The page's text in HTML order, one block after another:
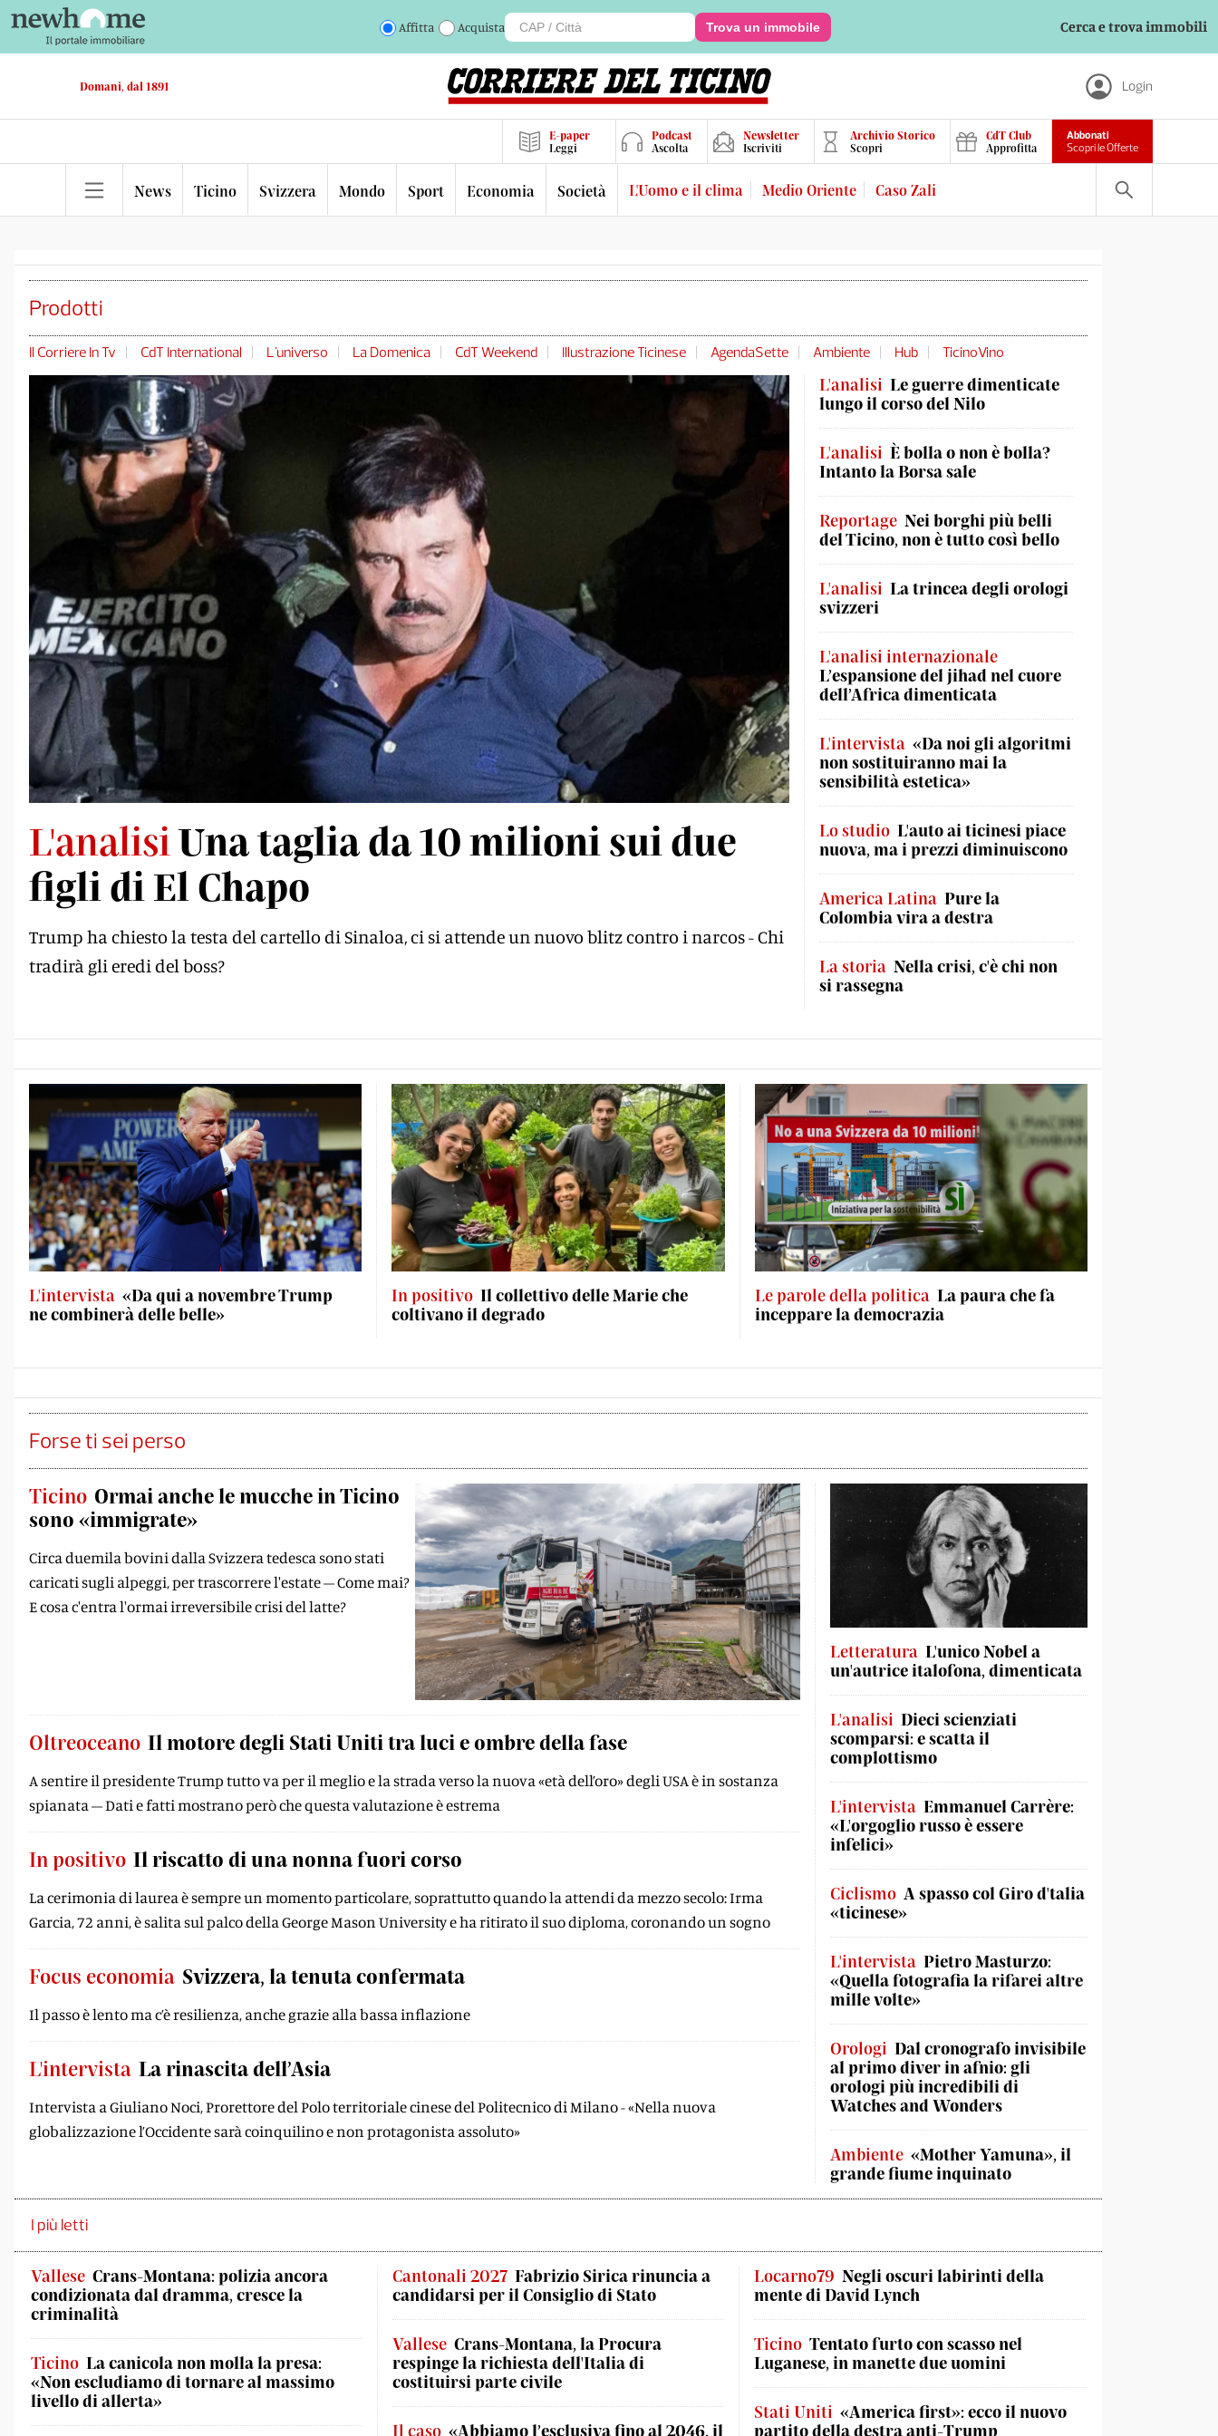
Affitta Acquista Trova un immobile Cerca e trova immobili
Domani, dal 1891 Login
E-paper
Leggi
Podcast
Ascolta
Newsletter
Iscriviti
Archivio Storico
Scopri
CdT Club
Approfitta
Abbonati
Scopri le Offerte
News Ticino Svizzera Mondo Sport Economia Società L'Uomo e il clima Medio Oriente Caso Zali
Prodotti
Il Corriere In Tv CdT International L'universo La Domenica CdT Weekend Illustrazione Ticinese AgendaSette Ambiente Hub TicinoVino
L'analisi Una taglia da 10 milioni sui due
figli di El Chapo
Trump ha chiesto la testa del cartello di Sinaloa, ci si attende un nuovo blitz contro i narcos - Chi
tradirà gli eredi del boss?
L'analisi Le guerre dimenticate
lungo il corso del Nilo
L'analisi È bolla o non è bolla?
Intanto la Borsa sale
Reportage Nei borghi più belli
del Ticino, non è tutto così bello
L'analisi La trincea degli orologi
svizzeri
L'analisi internazionale
L’espansione del jihad nel cuore
dell’Africa dimenticata
L'intervista «Da noi gli algoritmi
non sostituiranno mai la
sensibilità estetica»
Lo studio L'auto ai ticinesi piace
nuova, ma i prezzi diminuiscono
America Latina Pure la
Colombia vira a destra
La storia Nella crisi, c'è chi non
si rassegna
L'intervista «Da qui a novembre Trump
ne combinerà delle belle»
In positivo Il collettivo delle Marie che
coltivano il degrado
Le parole della politica La paura che fa
inceppare la democrazia
Forse ti sei perso
Ticino Ormai anche le mucche in Ticino
sono «immigrate»
Circa duemila bovini dalla Svizzera tedesca sono stati
caricati sugli alpeggi, per trascorrere l'estate – Come mai?
E cosa c'entra l'ormai irreversibile crisi del latte?
Oltreoceano Il motore degli Stati Uniti tra luci e ombre della fase
A sentire il presidente Trump tutto va per il meglio e la strada verso la nuova «età dell’oro» degli USA è in sostanza
spianata – Dati e fatti mostrano però che questa valutazione è estrema
In positivo Il riscatto di una nonna fuori corso
La cerimonia di laurea è sempre un momento particolare, soprattutto quando la attendi da mezzo secolo: Irma
Garcia, 72 anni, è salita sul palco della George Mason University e ha ritirato il suo diploma, coronando un sogno
Focus economia Svizzera, la tenuta confermata
Il passo è lento ma c’è resilienza, anche grazie alla bassa inflazione
L'intervista La rinascita dell’Asia
Intervista a Giuliano Noci, Prorettore del Polo territoriale cinese del Politecnico di Milano - «Nella nuova
globalizzazione l’Occidente sarà coinquilino e non protagonista assoluto»
Letteratura L'unico Nobel a
un'autrice italofona, dimenticata
L'analisi Dieci scienziati
scomparsi: e scatta il
complottismo
L'intervista Emmanuel Carrère:
«L'orgoglio russo è essere
infelici»
Ciclismo A spasso col Giro d'talia
«ticinese»
L'intervista Pietro Masturzo:
«Quella fotografia la rifarei altre
mille volte»
Orologi Dal cronografo invisibile
al primo diver in afnio: gli
orologi più incredibili di
Watches and Wonders
Ambiente «Mother Yamuna», il
grande fiume inquinato
I più letti
Vallese Crans-Montana: polizia ancora
condizionata dal dramma, cresce la
criminalità
Ticino La canicola non molla la presa:
«Non escludiamo di tornare al massimo
livello di allerta»
Cantonali 2027 Fabrizio Sirica rinuncia a
candidarsi per il Consiglio di Stato
Vallese Crans-Montana, la Procura
respinge la richiesta dell'Italia di
costituirsi parte civile
Il caso «Abbiamo l’esclusiva fino al 2046, il
Locarno79 Negli oscuri labirinti della
mente di David Lynch
Ticino Tentato furto con scasso nel
Luganese, in manette due uomini
Stati Uniti «America first»: ecco il nuovo
partito della destra anti-Trump